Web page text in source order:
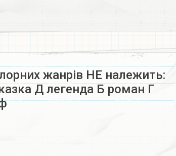
жанрів НЕ належить:
Д легенда Б роман Г